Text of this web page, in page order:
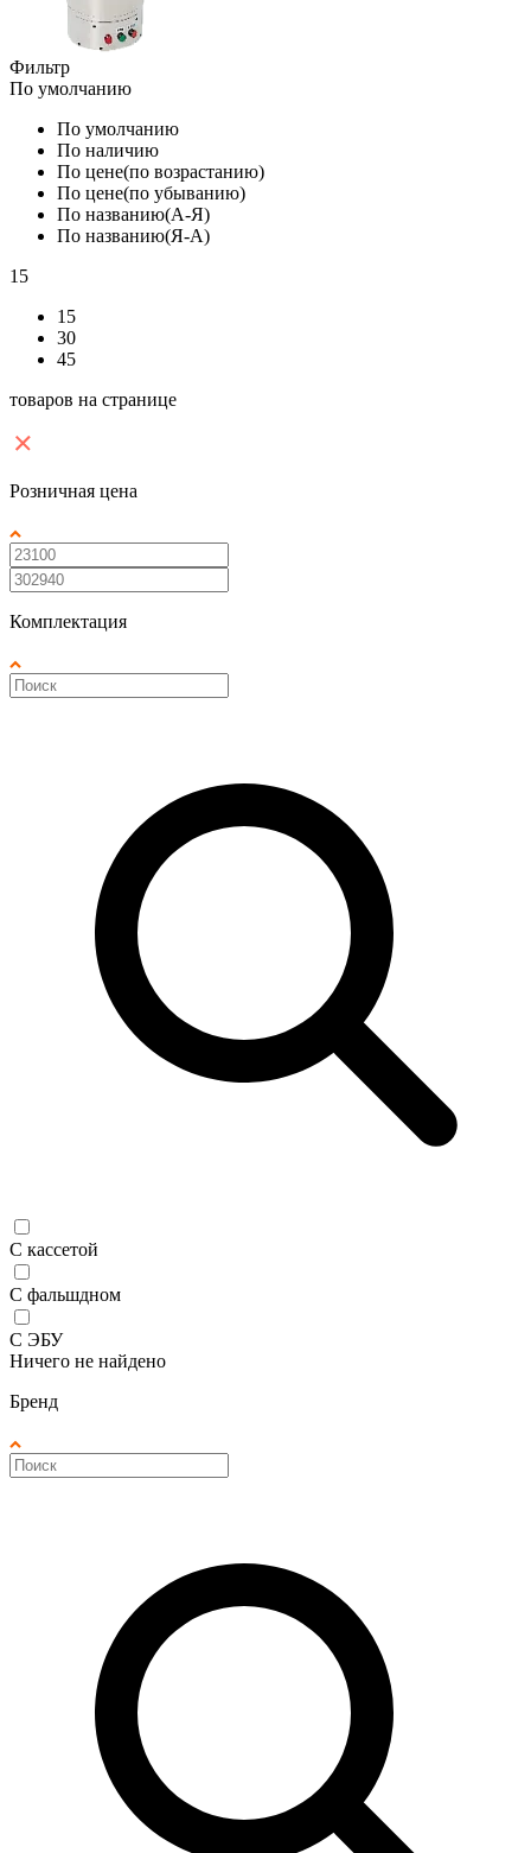
Фильтр
По умолчанию
По умолчанию
По наличию
По цене(по возрастанию)
По цене(по убыванию)
По названию(А-Я)
По названию(Я-А)
15
15
30
45
товаров на странице
Розничная цена
Комплектация
С кассетой
С фальшдном
С ЭБУ
Ничего не найдено
Бренд